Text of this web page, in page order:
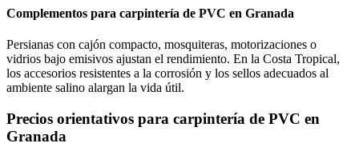
Complementos para carpintería de PVC en Granada
Persianas con cajón compacto, mosquiteras, motorizaciones o
vidrios bajo emisivos ajustan el rendimiento. En la Costa Tropical,
los accesorios resistentes a la corrosión y los sellos adecuados al
ambiente salino alargan la vida útil.
Precios orientativos para carpintería de PVC en
Granada